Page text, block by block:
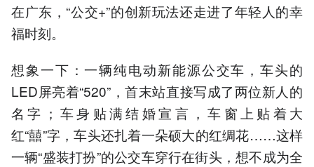
在广东，“公交+”的创新玩法还走进了年轻人的幸
福时刻。
想象一下：一辆纯电动新能源公交车，车头的
LED屏亮着“520”，首末站直接写成了两位新人的
名字；车身贴满结婚宣言，车窗上贴着大
红“囍”字，车头还扎着一朵硕大的红绸花……这样
一辆“盛装打扮”的公交车穿行在街头，想不成为全